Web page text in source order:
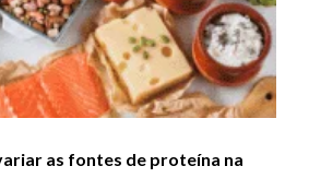
as fontes de proteína na